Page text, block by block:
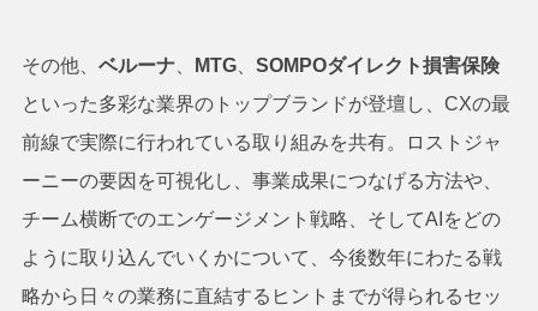
その他、 ベルーナ、 MTG、 SOMPOダイレクト損害保険
といった多彩な業界のトップブランドが登壇し、CXの最
前線で実際に行われている取り組みを共有。ロストジャ
ーニーの要因を可視化し、事業成果につなげる方法や、
チーム横断でのエンゲージメント戦略、そしてAIをどの
ように取り込んでいくかについて、今後数年にわたる戦
略から日々の業務に直結するヒントまでが得られるセッ